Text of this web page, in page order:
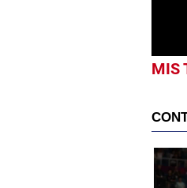
MIS